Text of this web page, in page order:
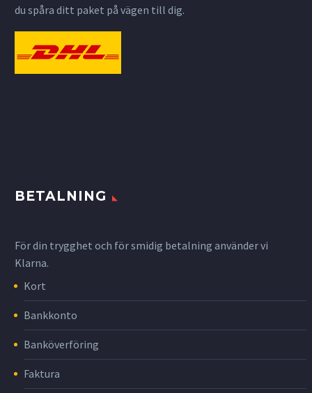
du spåra ditt paket på vägen till dig.
BETALNING
För din trygghet och för smidig betalning använder vi
Klarna.
Kort
Bankkonto
Banköverföring
Faktura